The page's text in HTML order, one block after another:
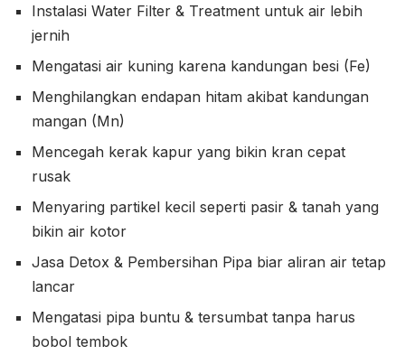
Instalasi Water Filter & Treatment untuk air lebih
jernih
Mengatasi air kuning karena kandungan besi (Fe)
Menghilangkan endapan hitam akibat kandungan
mangan (Mn)
Mencegah kerak kapur yang bikin kran cepat
rusak
Menyaring partikel kecil seperti pasir & tanah yang
bikin air kotor
Jasa Detox & Pembersihan Pipa biar aliran air tetap
lancar
Mengatasi pipa buntu & tersumbat tanpa harus
bobol tembok